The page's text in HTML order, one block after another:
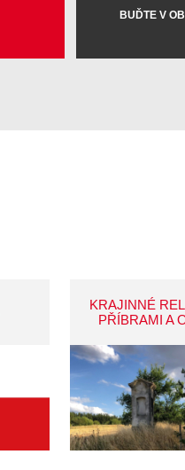
BUĎTE V
KRAJINNÉ
PŘÍBRAMI A